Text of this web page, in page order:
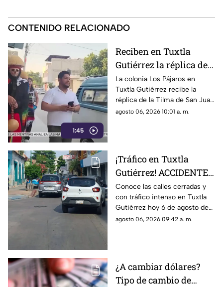
CONTENIDO RELACIONADO
1:45
Reciben en Tuxtla
Gutiérrez la réplica de
la Tilma de San Juan
Diego rumbo a los 500
años de las apariciones
guadalupanas
La colonia Los Pájaros en
Tuxtla Gutiérrez recibe la
réplica de la Tilma de San Juan
Diego. Un símbolo de fe y
agosto 06, 2026 10:01 a. m.
¡Tráfico en Tuxtla
Gutiérrez! ACCIDENTES
dejan calles cerradas
hoy 6 de agosto
Conoce las calles cerradas y
con tráfico intenso en Tuxtla
Gutiérrez hoy 6 de agosto de
2026. Accidentes y otros
agosto 06, 2026 09:42 a. m.
¿A cambiar dólares?
Tipo de cambio de